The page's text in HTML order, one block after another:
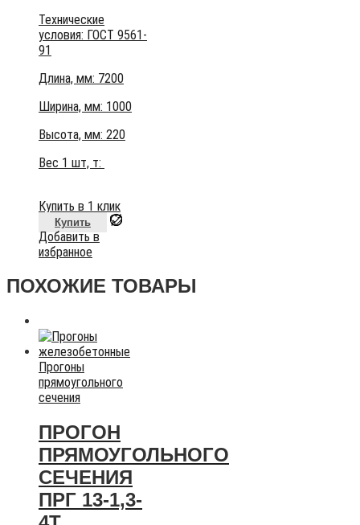
Технические
условия: ГОСТ 9561-
91
Длина, мм: 7200
Ширина, мм: 1000
Высота, мм: 220
Вес 1 шт, т:
Купить в 1 клик
Купить
Добавить в
избранное
ПОХОЖИЕ ТОВАРЫ
Прогоны
прямоугольного
сечения
ПРОГОН
ПРЯМОУГОЛЬНОГО
СЕЧЕНИЯ
ПРГ 13-1,3-